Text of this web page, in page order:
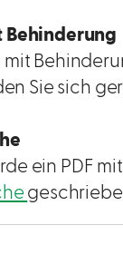
Behinderung
mit
Sie sich
ein PDF